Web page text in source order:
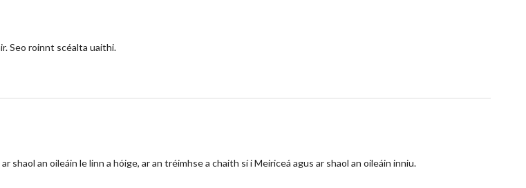
Seo roinnt scéalta uaithi.
shaol an oileáin le linn a hóige, ar an tréimhse a chaith sí i Meiriceá agus ar shaol an oileáin inniu.